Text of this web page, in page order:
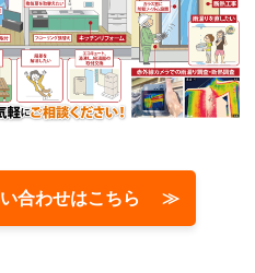
い合わせはこちら ≫